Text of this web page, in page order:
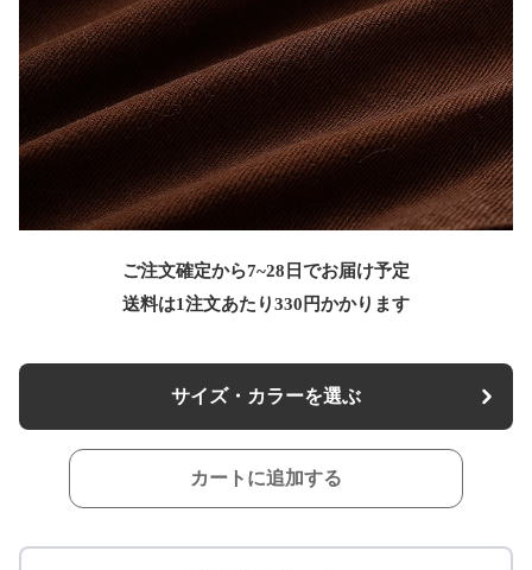
ご注文確定から7~28日でお届け予定
送料は1注文あたり330 円かかります
サイズ・カラーを選ぶ
カートに追加する